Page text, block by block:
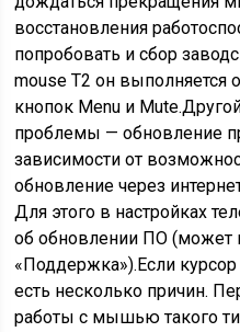
восстановления
попробовать и сбор
mouse T2 он
кнопок Menu и
проблемы — обновление
зависимости от
обновление через
Для этого в настройках
об обновлении ПО (может
«Поддержка»).Если
есть несколько причин.
работы с мышью такого